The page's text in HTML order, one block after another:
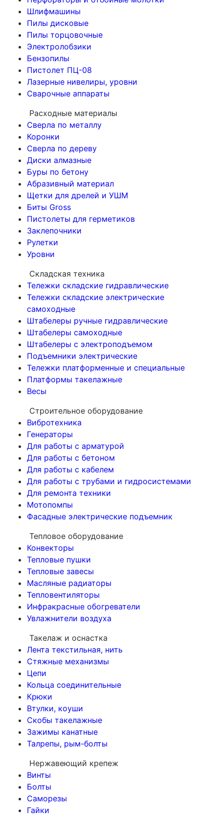
Шлифмашины
Пилы дисковые
Пилы торцовочные
Электролобзики
Бензопилы
Пистолет ПЦ-08
Лазерные нивелиры, уровни
Сварочные аппараты
Расходные материалы
Сверла по металлу
Коронки
Сверла по дереву
Диски алмазные
Буры по бетону
Абразивный материал
Щетки для дрелей и УШМ
Биты Gross
Пистолеты для герметиков
Заклепочники
Рулетки
Уровни
Складская техника
Тележки складские гидравлические
Тележки складские электрические
самоходные
Штабелеры ручные гидравлические
Штабелеры самоходные
Штабелеры с электроподъемом
Подъемники электрические
Тележки платформенные и специальные
Платформы такелажные
Весы
Строительное оборудование
Вибротехника
Генераторы
Для работы с арматурой
Для работы с бетоном
Для работы с кабелем
Для работы с трубами и гидросистемами
Для ремонта техники
Мотопомпы
Фасадные электрические подъемник
Тепловое оборудование
Конвекторы
Тепловые пушки
Тепловые завесы
Масляные радиаторы
Тепловентиляторы
Инфракрасные обогреватели
Увлажнители воздуха
Такелаж и оснастка
Лента текстильная, нить
Стяжные механизмы
Цепи
Кольца соединительные
Крюки
Втулки, коуши
Скобы такелажные
Зажимы канатные
Талрепы, рым-болты
Нержавеющий крепеж
Винты
Болты
Саморезы
Гайки